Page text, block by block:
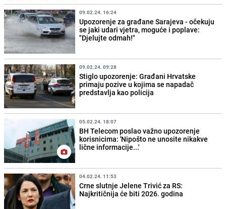
09.02.24. 16:24
Upozorenje za građane Sarajeva - očekuju
se jaki udari vjetra, moguće i poplave:
"Djelujte odmah!"
09.02.24. 09:28
Stiglo upozorenje: Građani Hrvatske
primaju pozive u kojima se napadač
predstavlja kao policija
05.02.24. 18:07
BH Telecom poslao važno upozorenje
korisnicima: 'Nipošto ne unosite nikakve
lične informacije...'
04.02.24. 11:53
Crne slutnje Jelene Trivić za RS:
Najkritičnija će biti 2026. godina